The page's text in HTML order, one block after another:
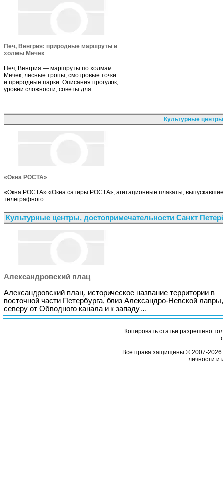
Печ, Венгрия: природные маршруты и
холмы Мечек
Печ, Венгрия — маршруты по холмам
Мечек, лесные тропы, смотровые точки
и природные парки. Описания прогулок,
уровни сложности, советы для…
Культурные
«Окна РОСТА»
«Окна РОСТА» «Окна сатиры РОСТА», агитационные плакаты,
телеграфного…
Культурные центры, достопримечательности Санкт
Александровский плац
Александровский плац, историческое название территории в
восточной части Петербурга, близ Александро-Невской
северу от Обводного канала и к западу…
Копировать статьи разрешено
Все права защищены © 2007-2026
личности и